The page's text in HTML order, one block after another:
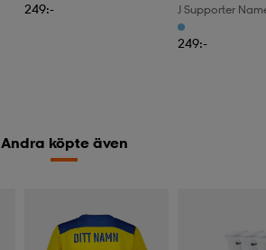
249:-
J Supporter
249:-
Andra köpte även